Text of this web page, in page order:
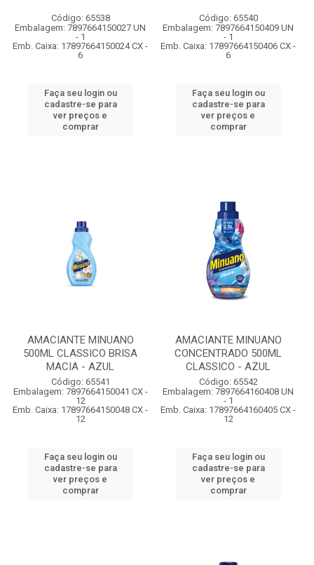
Código: 65538
Embalagem: 7897664150027 UN
- 1
Emb. Caixa: 17897664150024 CX -
6
Faça seu login ou
cadastre-se para
ver preços e
comprar
Código: 65540
Embalagem: 7897664150409 UN
- 1
Emb. Caixa: 17897664150406 CX -
6
Faça seu login ou
cadastre-se para
ver preços e
comprar
AMACIANTE MINUANO
500ML CLASSICO BRISA
MACIA - AZUL
Código: 65541
Embalagem: 7897664150041 CX -
12
Emb. Caixa: 17897664150048 CX -
12
Faça seu login ou
cadastre-se para
ver preços e
comprar
AMACIANTE MINUANO
CONCENTRADO 500ML
CLASSICO - AZUL
Código: 65542
Embalagem: 7897664160408 UN
- 1
Emb. Caixa: 17897664160405 CX -
12
Faça seu login ou
cadastre-se para
ver preços e
comprar